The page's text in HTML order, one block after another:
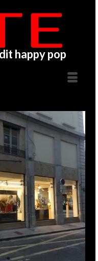
happy pop